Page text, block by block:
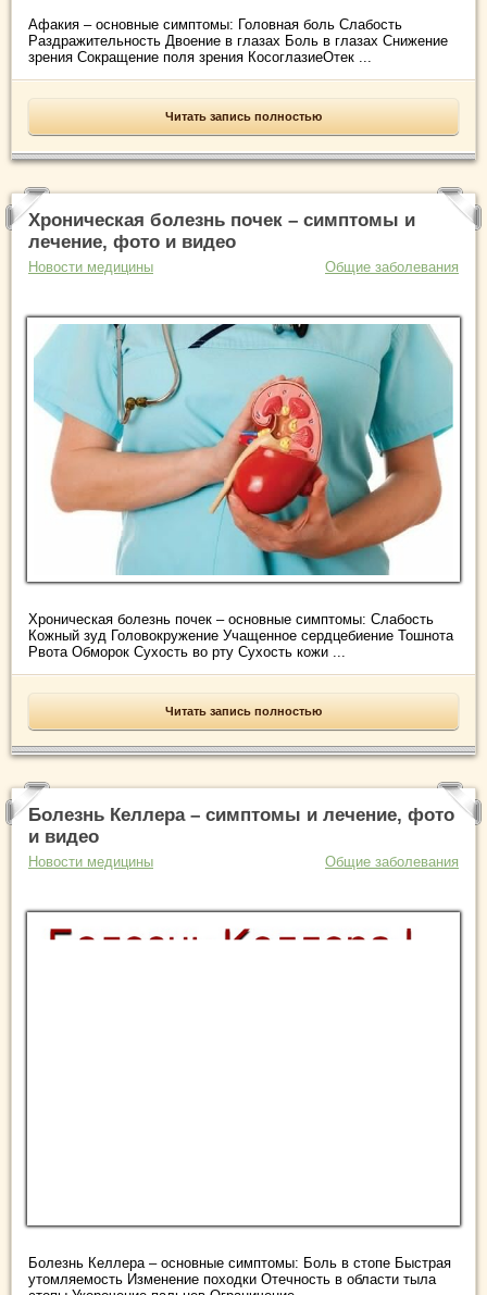
Афакия – основные симптомы: Головная боль Слабость
Раздражительность Двоение в глазах Боль в глазах Снижение
зрения Сокращение поля зрения КосоглазиеОтек ...
Читать запись полностью
Хроническая болезнь почек – симптомы и
лечение, фото и видео
Новости медицины Общие заболевания
Хроническая болезнь почек – основные симптомы: Слабость
Кожный зуд Головокружение Учащенное сердцебиение Тошнота
Рвота Обморок Сухость во рту Сухость кожи ...
Читать запись полностью
Болезнь Келлера – симптомы и лечение, фото
и видео
Новости медицины Общие заболевания
Болезнь Келлера – основные симптомы: Боль в стопе Быстрая
утомляемость Изменение походки Отечность в области тыла